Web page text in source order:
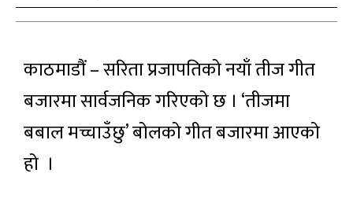
काठमाडौं – सरिता प्रजापतिको नयाँ तीज गीत
बजारमा सार्वजनिक गरिएको छ । ‘तीजमा
बबाल मच्चाउँछु’ बोलको गीत बजारमा आएको
हो ।